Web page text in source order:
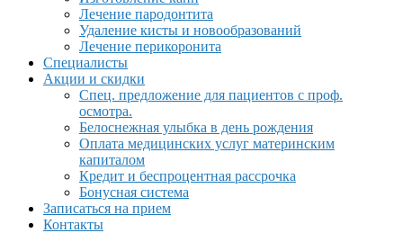
Лечение пародонтита
Удаление кисты и новообразований
Лечение перикоронита
Специалисты
Акции и скидки
Спец. предложение для пациентов с проф.
осмотра.
Белоснежная улыбка в день рождения
Оплата медицинских услуг материнским
капиталом
Кредит и беспроцентная рассрочка
Бонусная система
Записаться на прием
Контакты